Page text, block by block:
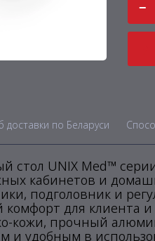
−
доставки по Беларуси
стол UNIX Med™
кабинетов и
подголовник и
для клиента и
кожи, прочный
и удобным в